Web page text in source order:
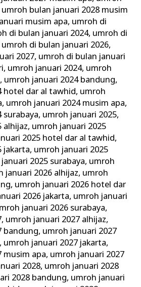
umroh bulan januari 2028 musim
musim apa, umroh di
di bulan januari 2024, umroh di
umroh di bulan januari 2026,
2027, umroh di bulan januari
, umroh januari 2024, umroh
, umroh januari 2024 bandung,
hotel dar al tawhid, umroh
, umroh januari 2024 musim apa,
surabaya, umroh januari 2025,
alhijaz, umroh januari 2025
2025 hotel dar al tawhid,
jakarta, umroh januari 2025
2025 surabaya, umroh
januari 2026 alhijaz, umroh
, umroh januari 2026 hotel dar
2026 jakarta, umroh januari
januari 2026 surabaya,
, umroh januari 2027 alhijaz,
bandung, umroh januari 2027
, umroh januari 2027 jakarta,
musim apa, umroh januari 2027
2028, umroh januari 2028
2028 bandung, umroh januari